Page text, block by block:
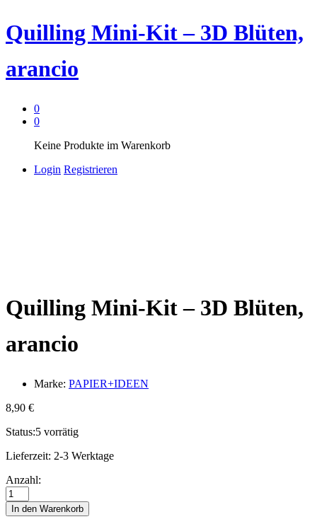
Quilling Mini-Kit – 3D Blüten,
arancio
0
0
Keine Produkte im Warenkorb
Login Registrieren
Quilling Mini-Kit – 3D Blüten,
arancio
Marke: PAPIER+IDEEN
8,90 €
Status:5 vorrätig
Lieferzeit: 2-3 Werktage
Quilling
Mini-
Kit
-
Anzahl:
In den Warenkorb